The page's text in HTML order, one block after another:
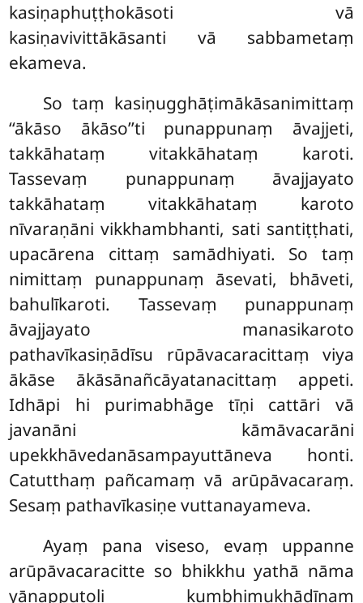
kasiṇaphuṭṭhokāsoti vā
kasiṇavivittākāsanti vā sabbametaṃ
ekameva.
So taṃ kasiṇugghāṭimākāsanimittaṃ
‘‘ākāso ākāso’’ti punappunaṃ āvajjeti,
takkāhataṃ vitakkāhataṃ karoti.
Tassevaṃ punappunaṃ āvajjayato
takkāhataṃ vitakkāhataṃ karoto
nīvaraṇāni vikkhambhanti, sati santiṭṭhati,
upacārena cittaṃ samādhiyati. So taṃ
nimittaṃ punappunaṃ āsevati, bhāveti,
bahulīkaroti. Tassevaṃ punappunaṃ
āvajjayato manasikaroto
pathavīkasiṇādīsu rūpāvacaracittaṃ viya
ākāse ākāsānañcāyatanacittaṃ appeti.
Idhāpi hi purimabhāgetīṇi cattāri vā
javanāni kāmāvacarāni
upekkhāvedanāsampayuttāneva honti.
Catutthaṃ pañcamaṃ vā arūpāvacaraṃ.
Sesaṃ pathavīkasiṇe vuttanayameva.
Ayaṃ pana viseso, evaṃ uppanne
arūpāvacaracitte so bhikkhu yathā nāma
yānapputoḷi kumbhimukhādīnaṃ